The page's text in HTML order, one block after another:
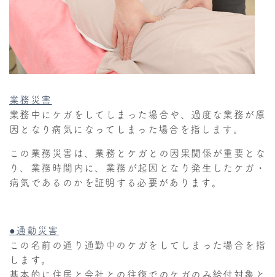
業務災害
業務中にケガをしてしまった場合や、過度な業務が原
因となり病気になってしまった場合を指します。
この業務災害は、業務とケガとの因果関係が重要とな
り、業務時間内に、業務が起因となり発生したケガ・
病気であるのかを証明する必要があります。
●通勤災害
この名前の通り通勤中のケガをしてしまった場合を指
します。